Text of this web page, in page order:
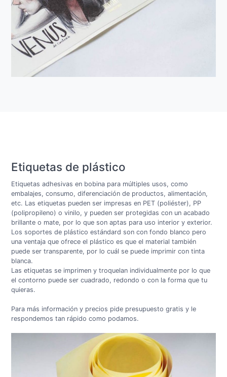
Etiquetas de plástico
Etiquetas adhesivas en bobina para múltiples usos, como
embalajes, consumo, diferenciación de productos, alimentación,
etc. Las etiquetas pueden ser impresas en PET (poliéster), PP
(polipropileno) o vinilo, y pueden ser protegidas con un acabado
brillante o mate, por lo que son aptas para uso interior y exterior.
Los soportes de plástico estándard son con fondo blanco pero
una ventaja que ofrece el plástico es que el material también
puede ser transparente, por lo cuál se puede imprimir con tinta
blanca.
Las etiquetas se imprimen y troquelan individualmente por lo que
el contorno puede ser cuadrado, redondo o con la forma que tu
quieras.
Para más información y precios pide presupuesto gratis y le
respondemos tan rápido como podamos.